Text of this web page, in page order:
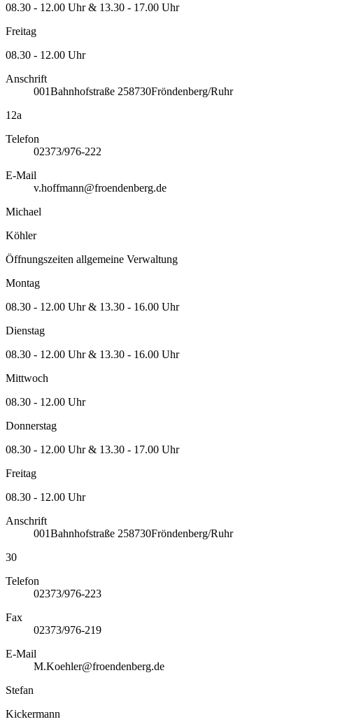
08.30 - 12.00 Uhr & 13.30 - 17.00 Uhr
Freitag
08.30 - 12.00 Uhr
Anschrift
001Bahnhofstraße 258730Fröndenberg/Ruhr
12a
Telefon
02373/976-222
E-Mail
v.hoffmann@froendenberg.de
Michael
Köhler
Öffnungszeiten allgemeine Verwaltung
Montag
08.30 - 12.00 Uhr & 13.30 - 16.00 Uhr
Dienstag
08.30 - 12.00 Uhr & 13.30 - 16.00 Uhr
Mittwoch
08.30 - 12.00 Uhr
Donnerstag
08.30 - 12.00 Uhr & 13.30 - 17.00 Uhr
Freitag
08.30 - 12.00 Uhr
Anschrift
001Bahnhofstraße 258730Fröndenberg/Ruhr
30
Telefon
02373/976-223
Fax
02373/976-219
E-Mail
M.Koehler@froendenberg.de
Stefan
Kickermann